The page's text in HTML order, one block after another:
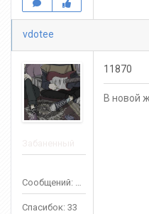
vdotee
Сообщений: 74
Спасибок: 33
11870
В новой